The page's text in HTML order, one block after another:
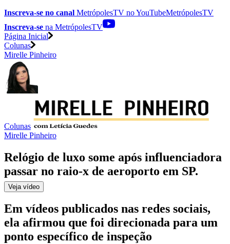
Inscreva-se no canal MetrópolesTV noYouTubeMetrópolesTV
Inscreva-se na MetrópolesTV
Página Inicial
Colunas
Mirelle Pinheiro
Colunas
Mirelle Pinheiro
Relógio de luxo some após influenciadora
passar no raio-x de aeroporto em SP.
Veja vídeo
Em vídeos publicados nas redes sociais,
ela afirmou que foi direcionada para um
ponto específico de inspeção